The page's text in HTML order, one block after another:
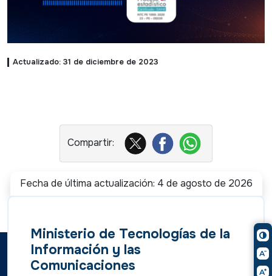
Actualizado: 31 de diciembre de 2023
Fecha de última actualización: 4 de agosto de 2026
Ministerio de Tecnologías de la
Información y las
Comunicaciones